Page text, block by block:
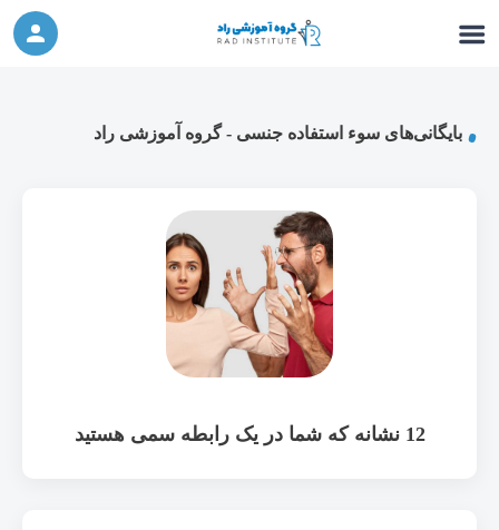
شرکت در ورکشاپ آنلاین
بایگانی‌های سوء استفاده جنسی - گروه آموزشی راد
12 نشانه که شما در یک رابطه سمی هستید